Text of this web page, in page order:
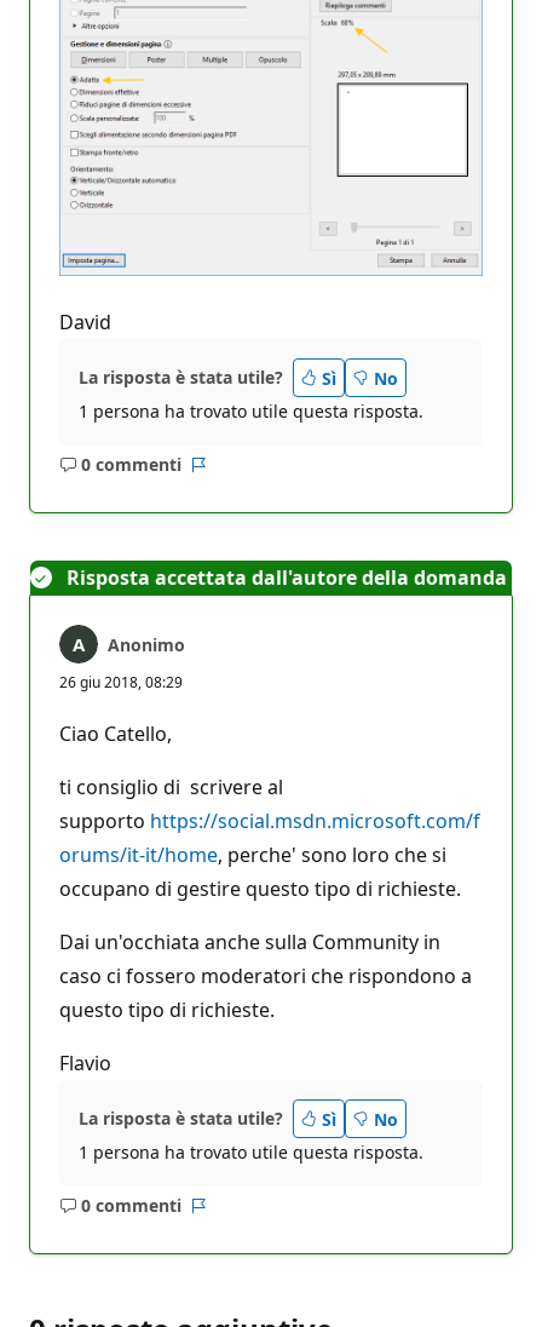
David
La risposta è stata utile? Sì
No
1 persona ha trovato utile questa risposta.
0 commenti
Nessun
Report
Risposta accettata dall'autore della domanda
Anonimo
26 giu 2018, 08:29
Ciao Catello,
ti consiglio di scrivere al
supporto https://social.msdn.microsoft.com/f
orums/it-it/home, perche' sono loro che si
occupano di gestire questo tipo di richieste.
Dai un'occhiata anche sulla Community in
caso ci fossero moderatori che rispondono a
questo tipo di richieste.
Flavio
La risposta è stata utile? Sì
No
1 persona ha trovato utile questa risposta.
0 commenti
Nessun
Report